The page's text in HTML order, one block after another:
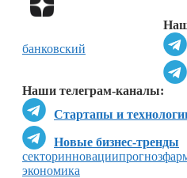
Наши телеграм-каналы:
Стартапы и
Новые бизнес-тренды
банковский
секторинновациипрогноз
экономика